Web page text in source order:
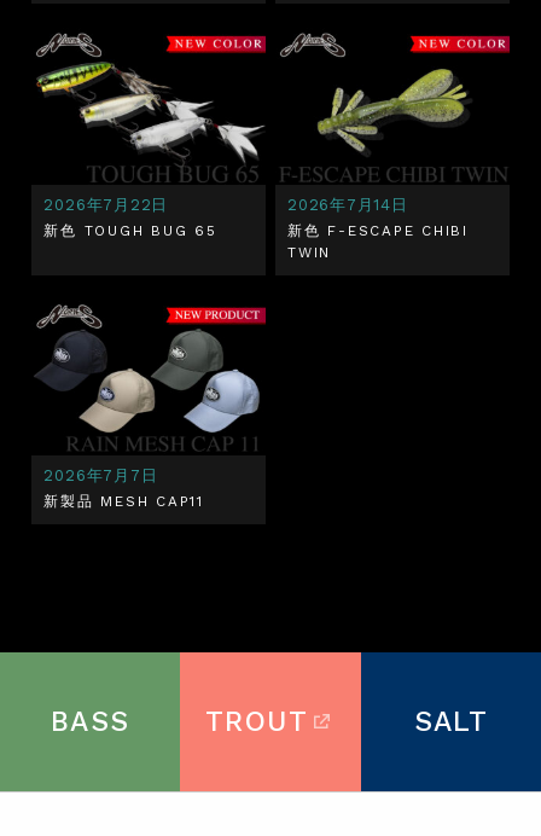
2026年7月22日
新色 TOUGH BUG 65
2026年7月14日
新色 F-ESCAPE CHIBI
TWIN
2026年7月7日
新製品 MESH CAP11
BASS TROUT SALT